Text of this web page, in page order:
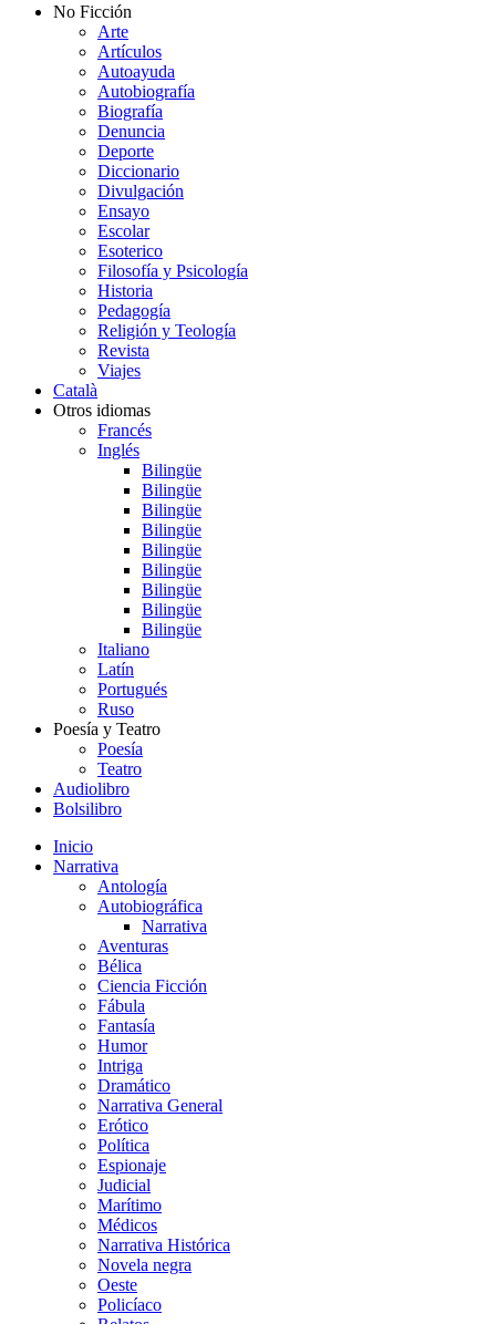
No Ficción
Arte
Artículos
Autoayuda
Autobiografía
Biografía
Denuncia
Deporte
Diccionario
Divulgación
Ensayo
Escolar
Esoterico
Filosofía y Psicología
Historia
Pedagogía
Religión y Teología
Revista
Viajes
Català
Otros idiomas
Francés
Inglés
Bilingüe
Bilingüe
Bilingüe
Bilingüe
Bilingüe
Bilingüe
Bilingüe
Bilingüe
Bilingüe
Italiano
Latín
Portugués
Ruso
Poesía y Teatro
Poesía
Teatro
Audiolibro
Bolsilibro
Inicio
Narrativa
Antología
Autobiográfica
Narrativa
Aventuras
Bélica
Ciencia Ficción
Fábula
Fantasía
Humor
Intriga
Dramático
Narrativa General
Erótico
Política
Espionaje
Judicial
Marítimo
Médicos
Narrativa Histórica
Novela negra
Oeste
Policíaco